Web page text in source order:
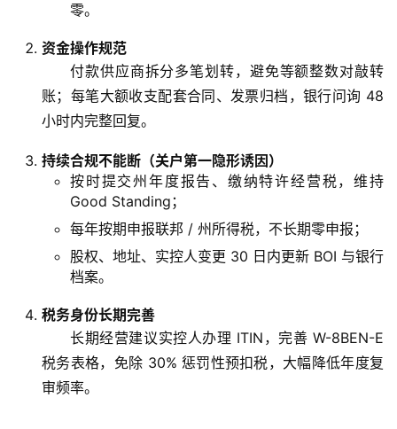
零。
资金操作规范
付款供应商拆分多笔划转，避免等额整数对敲转
账；每笔大额收支配套合同、发票归档，银行问询 48
小时内完整回复。
持续合规不能断（关户第一隐形诱因）
按时提交州年度报告、缴纳特许经营税，维持
Good Standing；
每年按期申报联邦 / 州所得税，不长期零申报；
股权、地址、实控人变更 30 日内更新 BOI 与银行
档案。
税务身份长期完善
长期经营建议实控人办理 ITIN，完善 W-8BEN-E
税务表格，免除 30% 惩罚性预扣税，大幅降低年度复
审频率。